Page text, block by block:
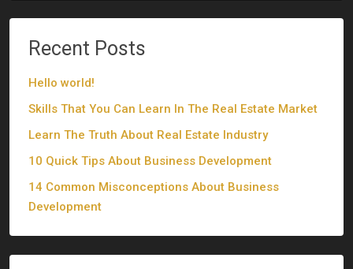
Recent Posts
Hello world!
Skills That You Can Learn In The Real Estate Market
Learn The Truth About Real Estate Industry
10 Quick Tips About Business Development
14 Common Misconceptions About Business
Development